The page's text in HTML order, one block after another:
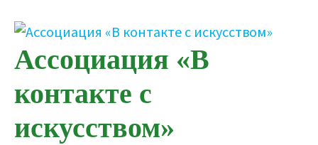
содержимому
Ассоциация «В
контакте с
искусством»